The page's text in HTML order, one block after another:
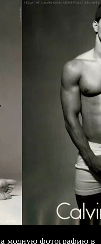
модную фотографию в